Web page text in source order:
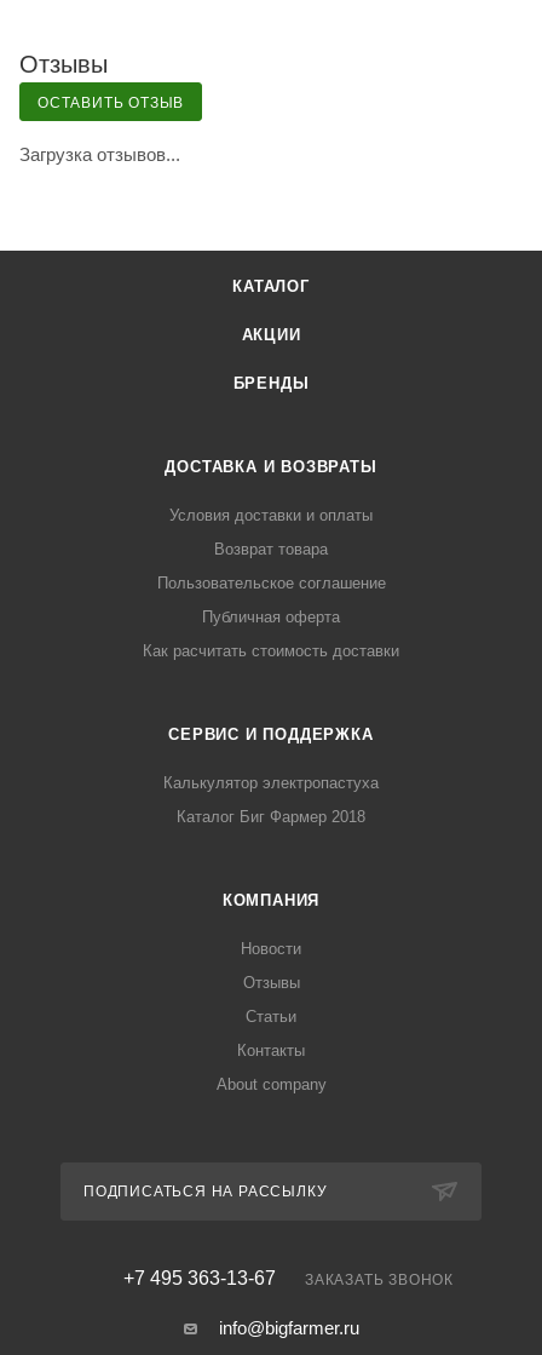
Отзывы
ОСТАВИТЬ ОТЗЫВ
Загрузка отзывов...
КАТАЛОГ
АКЦИИ
БРЕНДЫ
ДОСТАВКА И ВОЗВРАТЫ
Условия доставки и оплаты
Возврат товара
Пользовательское соглашение
Публичная оферта
Как расчитать стоимость доставки
СЕРВИС И ПОДДЕРЖКА
Калькулятор электропастуха
Каталог Биг Фармер 2018
КОМПАНИЯ
Новости
Отзывы
Статьи
Контакты
About company
ПОДПИСАТЬСЯ НА РАССЫЛКУ
+7 495 363-13-67 ЗАКАЗАТЬ ЗВОНОК
info@bigfarmer.ru